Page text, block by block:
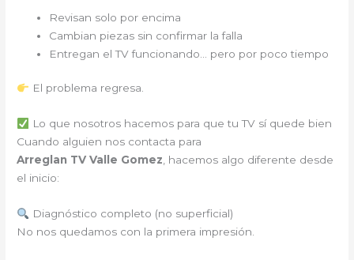
Revisan solo por encima
Cambian piezas sin confirmar la falla
Entregan el TV funcionando… pero por poco tiempo
El problema regresa.
Lo que nosotros hacemos para que tu TV sí quede bien
Cuando alguien nos contacta para
Arreglan TV Valle Gomez, hacemos algo diferente desde
el inicio:
Diagnóstico completo (no superficial)
No nos quedamos con la primera impresión.